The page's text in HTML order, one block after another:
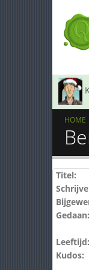
HOME
Titel:
Gedaan:
Leeftijd:
Kudos: